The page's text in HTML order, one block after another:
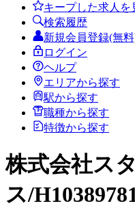
キープした求人を
検索履歴
新規会員登録(無
ログイン
ヘルプ
エリアから探す
駅から探す
職種から探す
特徴から探す
株式会社ス
ス/